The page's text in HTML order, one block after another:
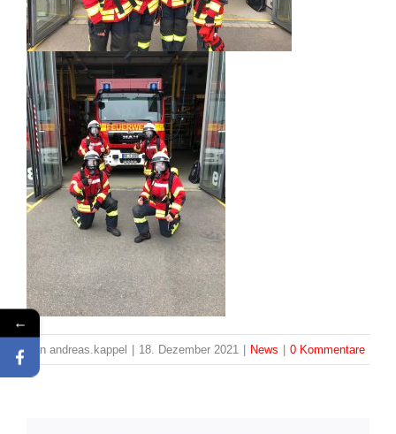
Von andreas.kappel 18. Dezember 2021 News 0 Kommentare
←